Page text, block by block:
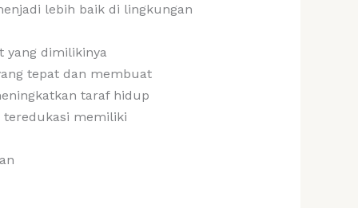
lebih baik di lingkungan
yang dimilikinya
tepat dan membuat
taraf hidup
teredukasi memiliki